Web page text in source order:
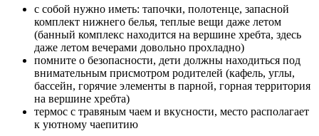
с собой нужно иметь: тапочки, полотенце, запасной
комплект нижнего белья, теплые вещи даже летом
(банный комплекс находится на вершине хребта, здесь
даже летом вечерами довольно прохладно)
помните о безопасности, дети должны находиться под
внимательным присмотром родителей (кафель, углы,
бассейн, горячие элементы в парной, горная территория
на вершине хребта)
термос с травяным чаем и вкусности, место располагает
к уютному чаепитию